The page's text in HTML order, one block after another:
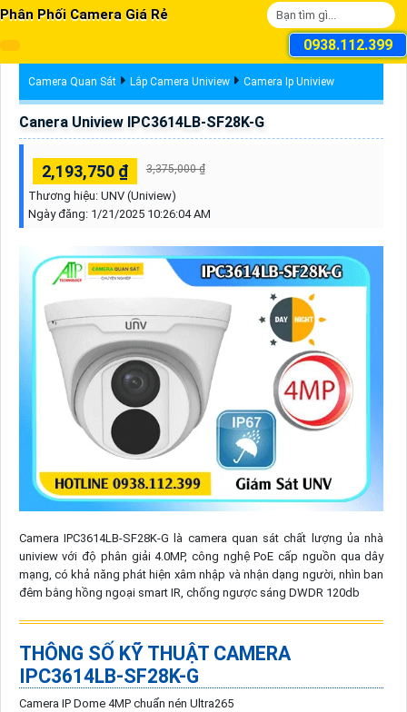
Phân Phối Camera Giá Rẻ
0938.112.399
Camera Quan Sát Lắp Camera Uniview Camera Ip Uniview
Canera Uniview IPC3614LB-SF28K-G
2,193,750 ₫ 3,375,000 ₫
Thương hiệu: UNV (Uniview)
Ngày đăng: 1/21/2025 10:26:04 AM
Camera IPC3614LB-SF28K-G là camera quan sát chất lượng ủa nhà
uniview với độ phân giải 4.0MP, công nghệ PoE cấp nguồn qua dây
mạng, có khả năng phát hiện xâm nhập và nhận dạng người, nhìn ban
đêm bằng hồng ngoại smart IR, chống ngược sáng DWDR 120db
THÔNG SỐ KỸ THUẬT CAMERA
IPC3614LB-SF28K-G
Camera IP Dome 4MP chuẩn nén Ultra265